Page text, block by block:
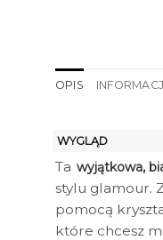
OPIS
WYGLĄD
Ta wyjątkowa,
stylu glamour.
pomocą
które chcesz